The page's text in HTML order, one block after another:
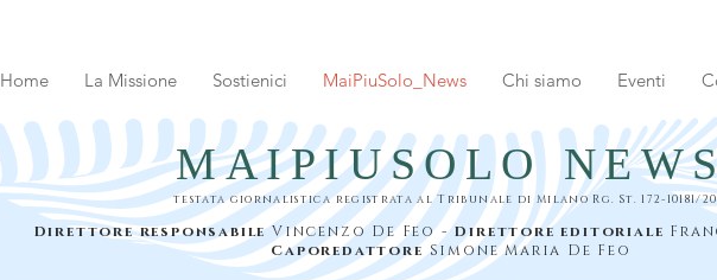
Home La Missione Sostienici MaiPiuSolo_News Chi siamo Eventi
MAIPIUSOLO
testata giornalistica registrata al Tribunale di Milano Rg. St. 172-10181/
Direttore responsabileVincenzo De Feo -Direttore editoriale
Caporedattore Simone Maria De Feo